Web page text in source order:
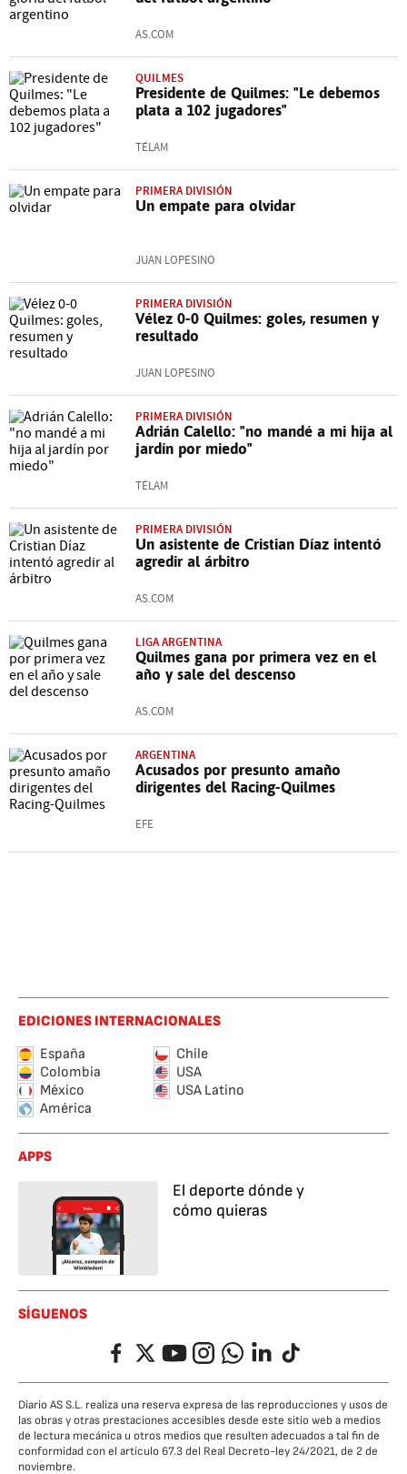
AS.COM
QUILMES
Presidente de Quilmes: "Le debemos
plata a 102 jugadores"
TÉLAM
PRIMERA DIVISIÓN
Un empate para olvidar
JUAN LOPESINO
PRIMERA DIVISIÓN
Vélez 0-0 Quilmes: goles, resumen y
resultado
JUAN LOPESINO
PRIMERA DIVISIÓN
Adrián Calello: "no mandé a mi hija al
jardín por miedo"
TÉLAM
PRIMERA DIVISIÓN
Un asistente de Cristian Díaz intentó
agredir al árbitro
AS.COM
LIGA ARGENTINA
Quilmes gana por primera vez en el
año y sale del descenso
AS.COM
ARGENTINA
Acusados por presunto amaño
dirigentes del Racing-Quilmes
EFE
EDICIONES INTERNACIONALES
España
Chile
Colombia
USA
México
USA Latino
América
APPS
El deporte dónde y
cómo quieras
SÍGUENOS
FacebookTwitterYouTubeInstagramWhatsappLinkedIn
TikTok
Diario AS S.L. realiza una reserva expresa de las reproducciones y usos de
las obras y otras prestaciones accesibles desde este sitio web a medios
de lectura mecánica u otros medios que resulten adecuados a tal fin de
conformidad con el artículo 67.3 del Real Decreto-ley 24/2021, de 2 de
noviembre.